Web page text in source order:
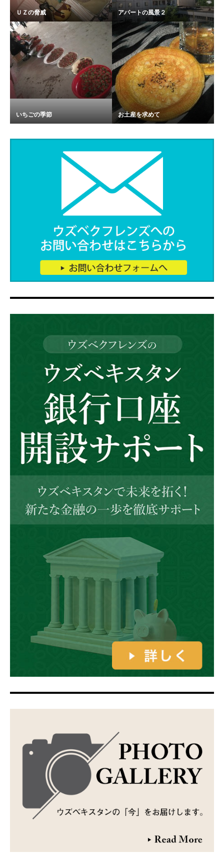
ＵＺの脅威 アパートの風景２
いちごの季節 お土産を求めて